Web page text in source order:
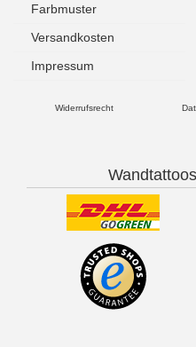
Farbmuster
Versandkosten
Impressum
Widerrufsrecht